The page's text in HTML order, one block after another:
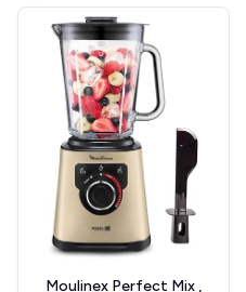
Moulinex Perfect Mix ,